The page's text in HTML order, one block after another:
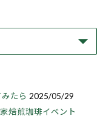
たら 2025/05/29
焙煎珈琲イベント